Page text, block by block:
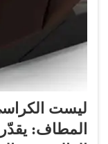
ليست
المطاف: يقدّر